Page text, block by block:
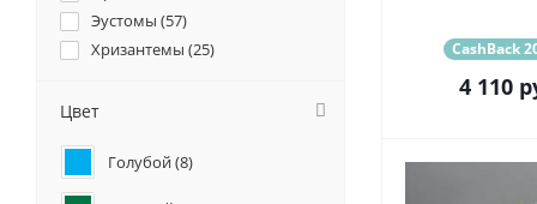
CashBack
4 110
Эустомы (57)
Хризантемы (25)
Ранункулюсы (
Гортензии (4)
Лилии (
Цвет
Голубой (8)